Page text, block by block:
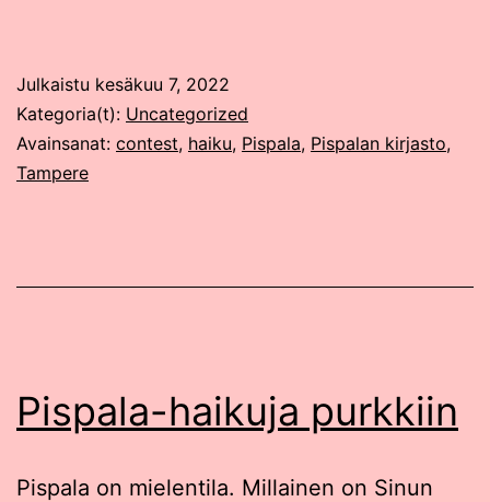
Julkaistu kesäkuu 7, 2022
Kategoria(t): Uncategorized
Avainsanat: contest, haiku, Pispala, Pispalan kirjasto,
Tampere
Pispala-haikuja purkkiin
Pispala on mielentila. Millainen on Sinun